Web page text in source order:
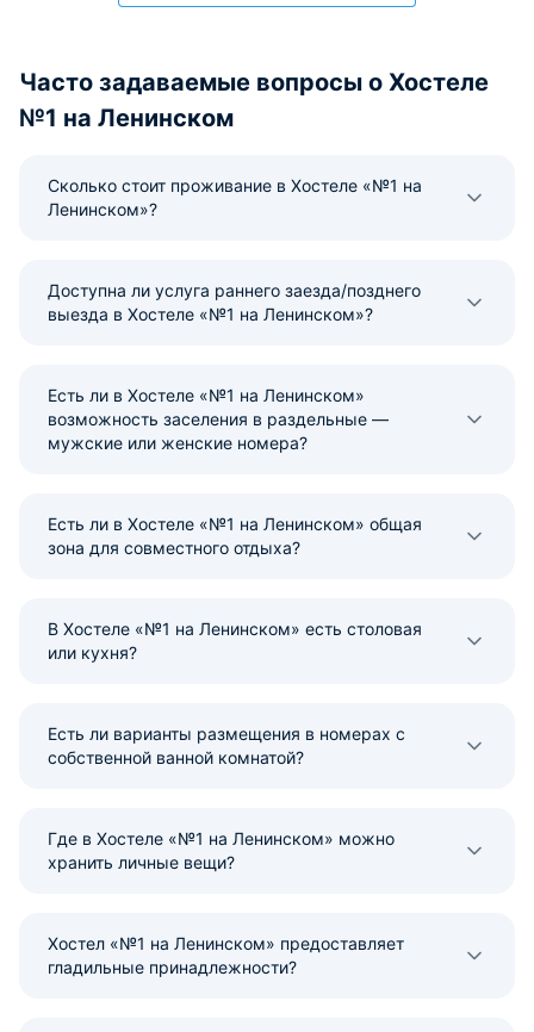
Часто задаваемые вопросы о Хостеле
№1 на Ленинском
Сколько стоит проживание в Хостеле «№1 на
Ленинском»?
Доступна ли услуга раннего заезда/позднего
выезда в Хостеле «№1 на Ленинском»?
Есть ли в Хостеле «№1 на Ленинском»
возможность заселения в раздельные —
мужские или женские номера?
Есть ли в Хостеле «№1 на Ленинском» общая
зона для совместного отдыха?
В Хостеле «№1 на Ленинском» есть столовая
или кухня?
Есть ли варианты размещения в номерах с
собственной ванной комнатой?
Где в Хостеле «№1 на Ленинском» можно
хранить личные вещи?
Хостел «№1 на Ленинском» предоставляет
гладильные принадлежности?